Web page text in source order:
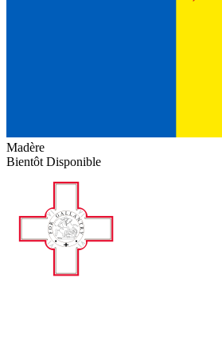
Madère
Bientôt Disponible